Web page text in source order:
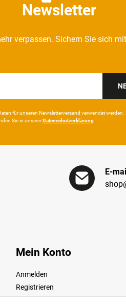
Newsletter
verpassen. Sichern Sie sich
für unseren News­letter­versand ver­wen­det werden.
Sie in unsererDaten­schutz­erklärung
E-
Mein Konto
Anmelden
Registrieren